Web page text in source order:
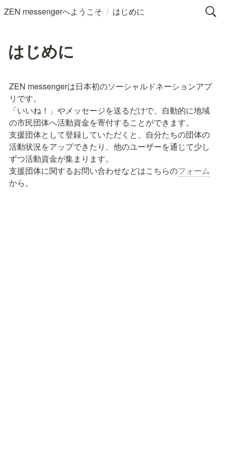
ZEN messengerへようこそ / はじめに
はじめに
ZEN messengerは日本初のソーシャルドネーションアプ
リです。
「いいね！」やメッセージを送るだけで、自動的に地域
の市民団体へ活動資金を寄付することができます。
支援団体として登録していただくと、自分たちの団体の
活動状況をアップできたり、他のユーザーを通じて少し
ずつ活動資金が集まります。
支援団体に関するお問い合わせなどはこちらのフォーム
から。